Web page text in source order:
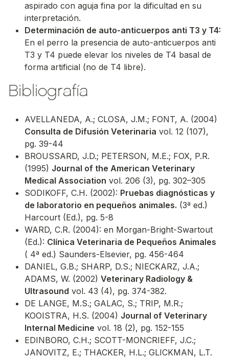
aspirado con aguja fina por la dificultad en su
interpretación.
Determinación de auto-anticuerpos anti T3 y T4:
En el perro la presencia de auto-anticuerpos anti
T3 y T4 puede elevar los niveles de T4 basal de
forma artificial (no de T4 libre).
Bibliografía
AVELLANEDA, A.; CLOSA, J.M.; FONT, A. (2004)
Consulta de Difusión Veterinaria vol. 12 (107),
pg. 39-44
BROUSSARD, J.D.; PETERSON, M.E.; FOX, P.R.
(1995) Journal of the American Veterinary
Medical Association vol. 206 (3), pg. 302–305
SODIKOFF, C.H. (2002): Pruebas diagnósticas y
de laboratorio en pequeños animales. (3ª ed.)
Harcourt (Ed.), pg. 5-8
WARD, C.R. (2004): en Morgan-Bright-Swartout
(Ed.): Clínica Veterinaria de Pequeños Animales
( 4ª ed.) Saunders-Elsevier, pg. 456-464
DANIEL, G.B.; SHARP, D.S.; NIECKARZ, J.A.;
ADAMS, W. (2002) Veterinary Radiology &
Ultrasound vol. 43 (4), pg. 374-382.
DE LANGE, M.S.; GALAC, S.; TRIP, M.R.;
KOOISTRA, H.S. (2004) Journal of Veterinary
Internal Medicine vol. 18 (2), pg. 152-155
EDINBORO, C.H.; SCOTT-MONCRIEFF, J.C.;
JANOVITZ, E.; THACKER, H.L.; GLICKMAN, L.T.